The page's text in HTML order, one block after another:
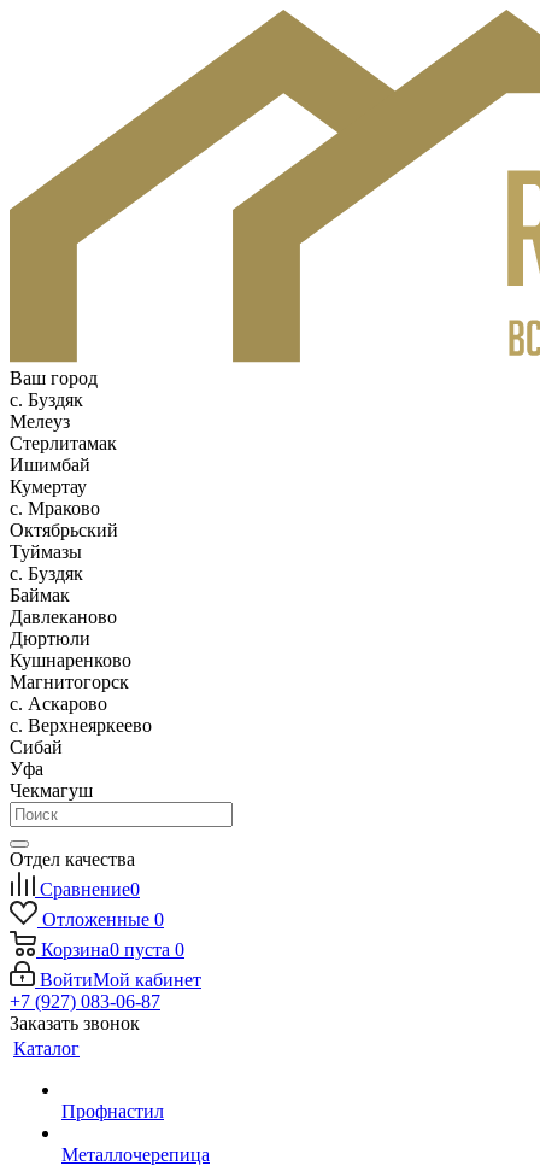
Ваш город
c. Буздяк
Мелеуз
Стерлитамак
Ишимбай
Кумертау
c. Мраково
Октябрьский
Туймазы
c. Буздяк
Баймак
Давлеканово
Дюртюли
Кушнаренково
Магнитогорск
с. Аскарово
с. Верхнеяркеево
Сибай
Уфа
Чекмагуш
Отдел качества
Сравнение0
Отложенные 0
Корзина0 пуста 0
ВойтиМой кабинет
+7 (927) 083-06-87
Заказать звонок
Каталог
Профнастил
Металлочерепица